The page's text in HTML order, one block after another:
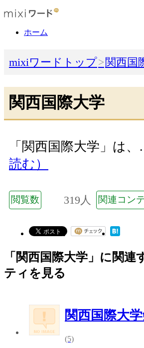
ホーム
mixiワードトップ 関西国
関西国際大学
「関西国際大学」は
読む）
閲覧数 319人 関連コン
「関西国際大学」に関連
ティを見る
関西国際大
(5)